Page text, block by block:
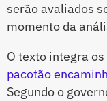
serão avaliados
momento da
O texto integra os
pacotão
Segundo o